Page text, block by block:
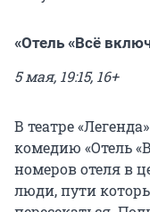
«Отель «Всё
5 мая, 19:15, 16+
В театре
комедию «Отель
номеров отеля в
люди, пути